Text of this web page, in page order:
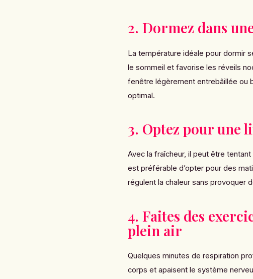
2. Dormez dans
La température idéale pour dormir
le sommeil et favorise les réveils
fenêtre légèrement entrebâillée ou
optimal.
3. Optez pour une
Avec la fraîcheur, il peut être
est préférable d’opter pour des
régulent la chaleur sans provoquer
4. Faites des
plein air
Quelques minutes de respiration
corps et apaisent le système